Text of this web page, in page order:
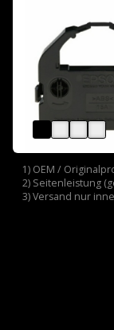
1) OEM /
2) Seitenleistung
3) Versand nur